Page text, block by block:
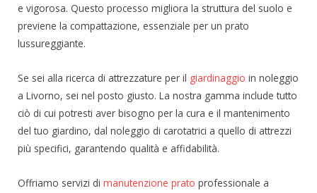
e vigorosa. Questo processo migliora la struttura del suolo e
previene la compattazione, essenziale per un prato
lussureggiante.
Se sei alla ricerca di attrezzature per il giardinaggio in noleggio
a Livorno, sei nel posto giusto. La nostra gamma include tutto
ciò di cui potresti aver bisogno per la cura e il mantenimento
del tuo giardino, dal noleggio di carotatrici a quello di attrezzi
più specifici, garantendo qualità e affidabilità.
Offriamo servizi di manutenzione prato professionale a